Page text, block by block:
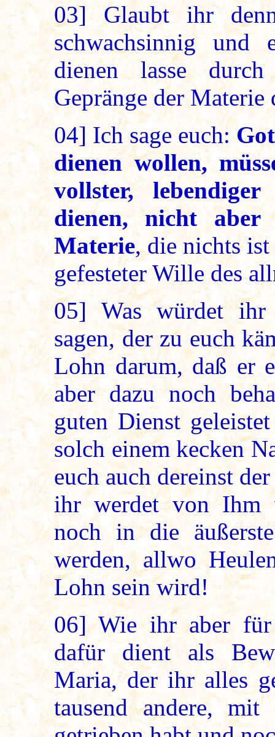
03]Glaubt ihr
schwachsinnig
dienen lasse
Gepränge der
04] Ich sage euch:
dienen wollen,
vollster,
dienen, nicht
Materie, die nichts
gefesteter Wille des
05] Was würdet ihr
sagen, der zu euch
Lohn darum, daß er
aber dazu noch
guten Dienst
solch einem kecken
euch auch dereinst
ihr werdet von Ihm
noch in die
werden, allwo
Lohn sein wird!
06]Wie ihr aber für
dafür dient als
Maria, der ihr alles
tausend andere,